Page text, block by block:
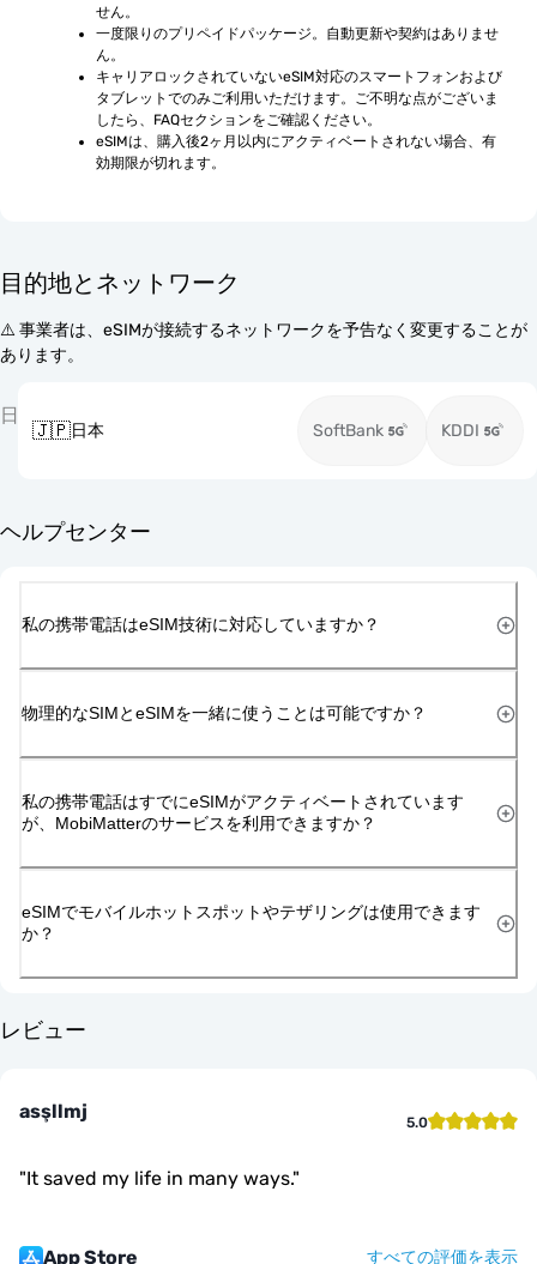
せん。
一度限りのプリペイドパッケージ。自動更新や契約はありませ
ん。
キャリアロックされていないeSIM対応のスマートフォンおよび
タブレットでのみご利用いただけます。ご不明な点がございま
したら、FAQセクションをご確認ください。
eSIMは、購入後2ヶ月以内にアクティベートされない場合、有
効期限が切れます。
目的地とネットワーク
⚠️ 事業者は、eSIMが接続するネットワークを予告なく変更することが
あります。
日
🇯🇵日本 SoftBank KDDI
ヘルプセンター
私の携帯電話はeSIM技術に対応していますか？
物理的なSIMとeSIMを一緒に使うことは可能ですか？
私の携帯電話はすでにeSIMがアクティベートされています
が、MobiMatterのサービスを利用できますか？
eSIMでモバイルホットスポットやテザリングは使用できます
か？
レビュー
asşllmj 5.0
"It saved my life in many ways."
App Store すべての評価を表示